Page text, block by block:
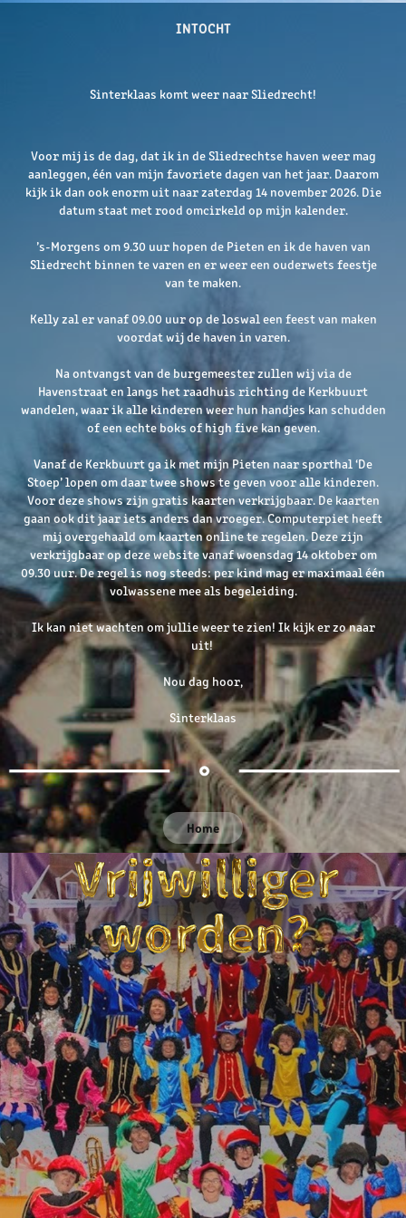
INTOCHT
Sinterklaas komt weer naar Sliedrecht!
Voor mij is de dag, dat ik in de Sliedrechtse haven weer mag
aanleggen, één van mijn favoriete dagen van het jaar. Daarom
kijk ik dan ook enorm uit naar zaterdag 14 november 2026. Die
datum staat met rood omcirkeld op mijn kalender.
’s-Morgens om 9.30 uur hopen de Pieten en ik de haven van
Sliedrecht binnen te varen en er weer een ouderwets feestje
van te maken.
Kelly zal er vanaf 09.00 uur op de loswal een feest van maken
voordat wij de haven in varen.
Na ontvangst van de burgemeester zullen wij via de
Havenstraat en langs het raadhuis richting de Kerkbuurt
wandelen, waar ik alle kinderen weer hun handjes kan schudden
of een echte boks of high five kan geven.
Vanaf de Kerkbuurt ga ik met mijn Pieten naar sporthal ‘De
Stoep’ lopen om daar twee shows te geven voor alle kinderen.
Voor deze shows zijn gratis kaarten verkrijgbaar. De kaarten
gaan ook dit jaar iets anders dan vroeger. Computerpiet heeft
mij overgehaald om kaarten online te regelen. Deze zijn
verkrijgbaar op deze website vanaf woensdag 14 oktober om
09.30 uur. De regel is nog steeds: per kind mag er maximaal één
volwassene mee als begeleiding.
Ik kan niet wachten om jullie weer te zien! Ik kijk er zo naar
uit!
Nou dag hoor,
Sinterklaas
Home
VRIJWILLIGER WORDEN?